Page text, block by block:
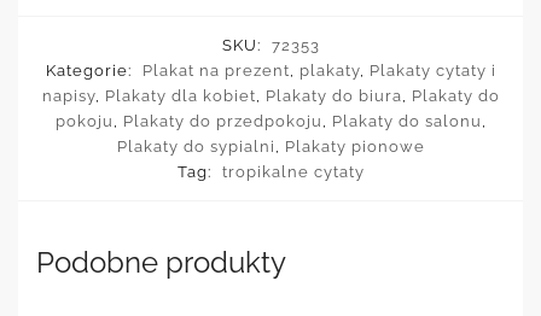
SKU:
72353
Kategorie:
Plakat na prezent plakaty, Plakaty cytaty i
napisy, Plakaty dla kobiet Plakaty do biura
Plakaty do
pokoju
Plakaty do przedpokoju Plakaty do salonu
Plakaty do sypialni
Plakaty pionowe
Tag:
tropikalne cytaty
Podobne produkty